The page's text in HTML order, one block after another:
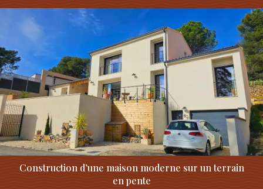
Construction d’une maison moderne sur un terrain
en pente